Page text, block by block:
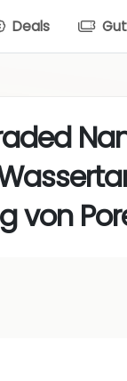
Deals
von